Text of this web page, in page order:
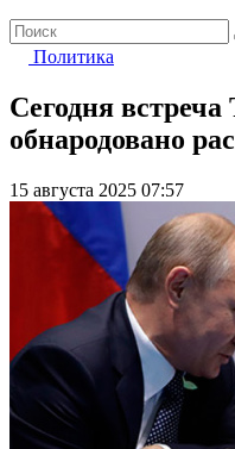
Политика
Сегодня
обнародовано
15 августа 2025 07:57